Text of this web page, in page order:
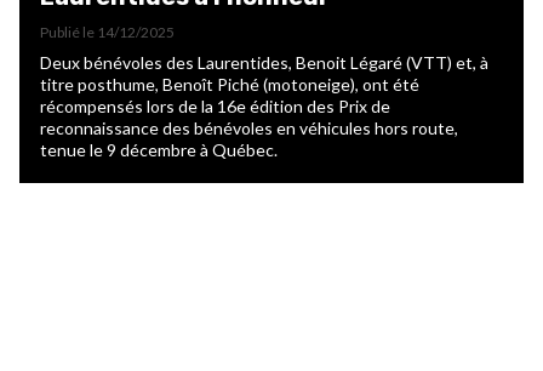
Publié le 14/12/2025
Deux bénévoles des Laurentides, Benoit Légaré (VTT) et, à
titre posthume, Benoît Piché (motoneige), ont été
récompensés lors de la 16e édition des Prix de
reconnaissance des bénévoles en véhicules hors route,
tenue le 9 décembre à Québec.